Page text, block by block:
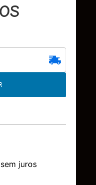
sem juros